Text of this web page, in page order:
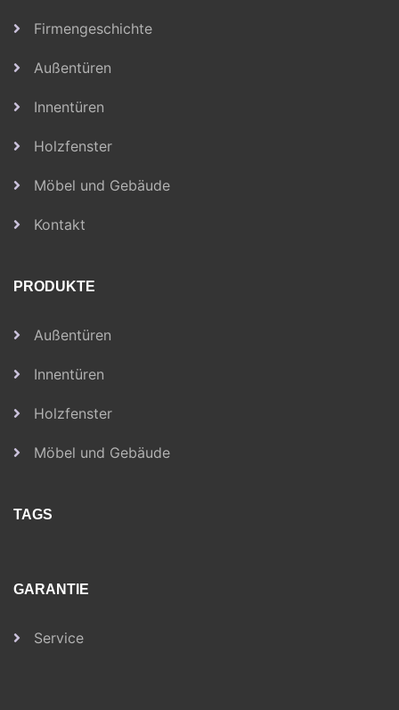
Firmengeschichte
Außentüren
Innentüren
Holzfenster
Möbel und Gebäude
Kontakt
PRODUKTE
Außentüren
Innentüren
Holzfenster
Möbel und Gebäude
TAGS
GARANTIE
Service